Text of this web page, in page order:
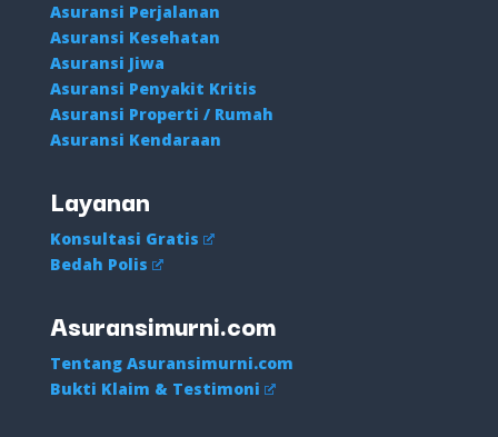
Asuransi Perjalanan
Asuransi Kesehatan
Asuransi Jiwa
Asuransi Penyakit Kritis
Asuransi Properti / Rumah
Asuransi Kendaraan
Layanan
Konsultasi Gratis
Bedah Polis
Asuransimurni.com
Tentang Asuransimurni.com
Bukti Klaim & Testimoni